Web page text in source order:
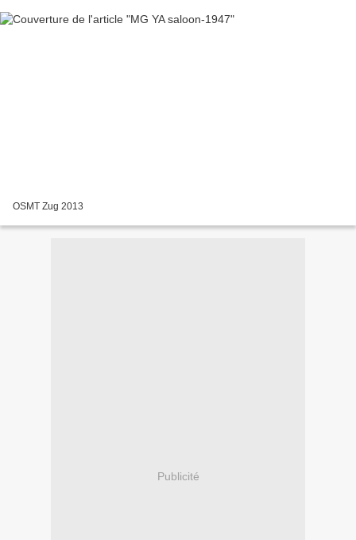
OSMT Zug 2013
Publicité